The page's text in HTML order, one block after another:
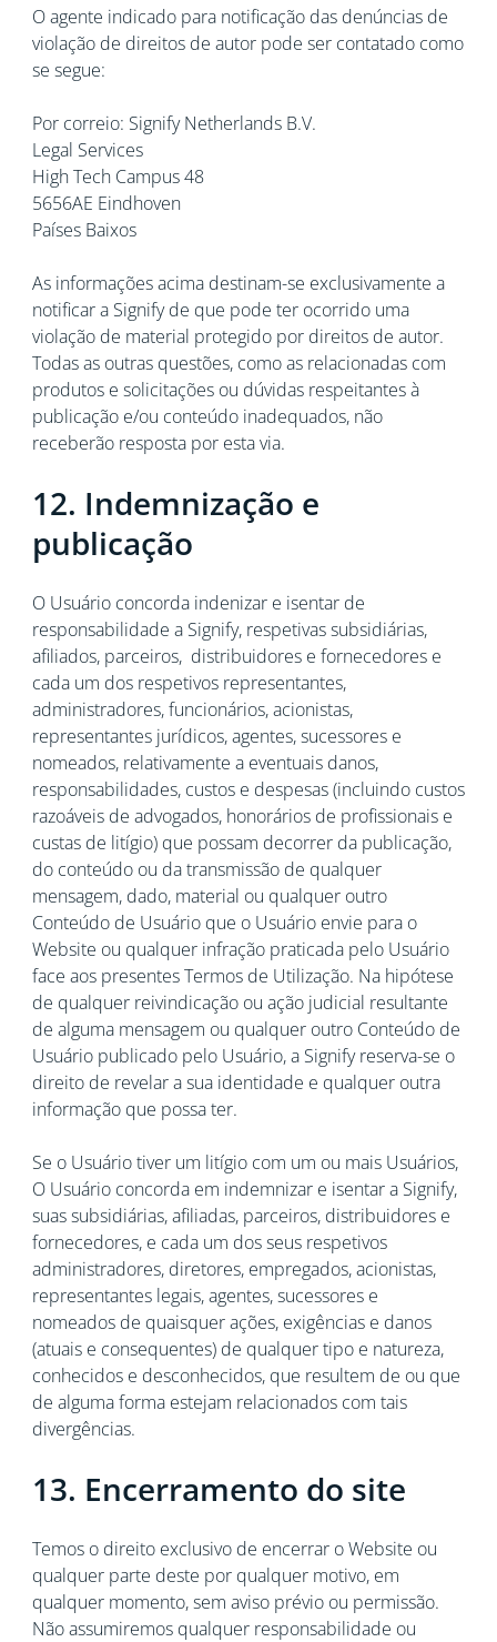
O agente indicado para notificação das denúncias de
violação de direitos de autor pode ser contatado como
se segue:
Por correio: Signify Netherlands B.V.
Legal Services
High Tech Campus 48
5656AE Eindhoven
Países Baixos
As informações acima destinam-se exclusivamente a
notificar a Signify de que pode ter ocorrido uma
violação de material protegido por direitos de autor.
Todas as outras questões, como as relacionadas com
produtos e solicitações ou dúvidas respeitantes à
publicação e/ou conteúdo inadequados, não
receberão resposta por esta via.
12. Indemnização e
publicação
O Usuário concorda indenizar e isentar de
responsabilidade a Signify, respetivas subsidiárias,
afiliados, parceiros, distribuidores e fornecedores e
cada um dos respetivos representantes,
administradores, funcionários, acionistas,
representantes jurídicos, agentes, sucessores e
nomeados, relativamente a eventuais danos,
responsabilidades, custos e despesas (incluindo custos
razoáveis de advogados, honorários de profissionais e
custas de litígio) que possam decorrer da publicação,
do conteúdo ou da transmissão de qualquer
mensagem, dado, material ou qualquer outro
Conteúdo de Usuário que o Usuário envie para o
Website ou qualquer infração praticada pelo Usuário
face aos presentes Termos de Utilização. Na hipótese
de qualquer reivindicação ou ação judicial resultante
de alguma mensagem ou qualquer outro Conteúdo de
Usuário publicado pelo Usuário, a Signify reserva-se o
direito de revelar a sua identidade e qualquer outra
informação que possa ter.
Se o Usuário tiver um litígio com um ou mais Usuários,
O Usuário concorda em indemnizar e isentar a Signify,
suas subsidiárias, afiliadas, parceiros, distribuidores e
fornecedores, e cada um dos seus respetivos
administradores, diretores, empregados, acionistas,
representantes legais, agentes, sucessores e
nomeados de quaisquer ações, exigências e danos
(atuais e consequentes) de qualquer tipo e natureza,
conhecidos e desconhecidos, que resultem de ou que
de alguma forma estejam relacionados com tais
divergências.
13. Encerramento do site
Temos o direito exclusivo de encerrar o Website ou
qualquer parte deste por qualquer motivo, em
qualquer momento, sem aviso prévio ou permissão.
Não assumiremos qualquer responsabilidade ou